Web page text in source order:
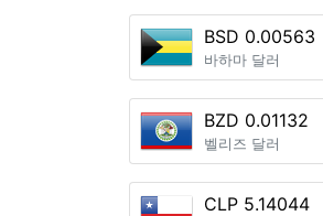
BSD 0.00563
바하마 달러
BZD 0.01132
벨리즈 달러
CLP 5.14044